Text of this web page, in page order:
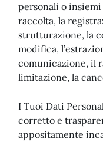
personali o
raccolta, la
strutturazione, la
modifica,
comunicazione, il
limitazione, la
I Tuoi Dati
corretto e
appositamente